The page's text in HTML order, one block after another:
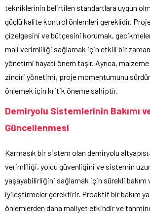
tekniklerinin belirtilen standartlara uygun
güçlü kalite kontrol önlemleri gereklidir.
çizelgesini ve bütçesini korumak,
mali verimliliği sağlamak için etkili bir
yönetimi hayati önem taşır. Ayrıca,
zinciri yönetimi, proje momentumunu
önlemek için kritik öneme sahiptir.
Demiryolu Sistemlerinin Bakımı
Güncellenmesi
Karmaşık bir sistem olan demiryolu
verimliliği, yolcu güvenliğini ve sistemin
yaşayabilirliğini sağlamak için sürekli bakım
iyileştirmeler gerektirir. Proaktif bir bakım
önlemlerden daha maliyet etkindir ve tahmine